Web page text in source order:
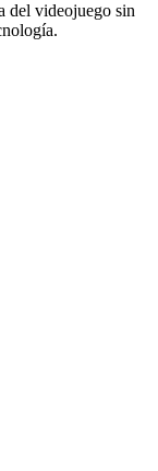
del videojuego sin